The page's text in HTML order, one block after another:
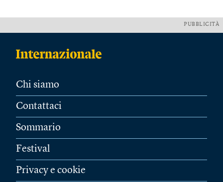
PUBBLICITÀ
Chi siamo
Contattaci
Sommario
Festival
Privacy e cookie